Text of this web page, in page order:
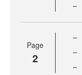
Page
2